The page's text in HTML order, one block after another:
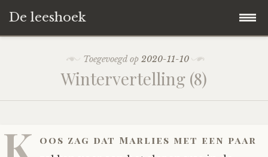
De leeshoek
De Leeshoek
Wie zijn we?
De hele kast
HD-Archief
Toegevoegd op 2020-11-10
Wintervertelling (8)
oos zag dat Marlies met een paar